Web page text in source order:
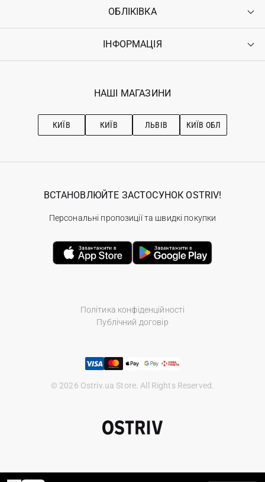
Контакти
Повернення
Гарантія
ОБЛІКІВКА
Увійти
Ostriv Club+
ІНФОРМАЦІЯ
Наші магазини
Рекомендації з догляду
НАШІ МАГАЗИНИ
КИЇВ КИЇВ ЛЬВІВ КИЇВ ОБЛ
Політика конфіденційності
Публічний договір
© 2026 Ostriv.ua Store. All Rights Reserved.
ВСТАНОВЛЮЙТЕ ЗАСТОСУНОК OSTRIV!
Персональні пропозиції та швидкі покупки